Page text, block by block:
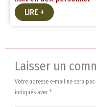
LIRE +
Laisser un
Votre adresse e-mail ne sera
indiqués avec *